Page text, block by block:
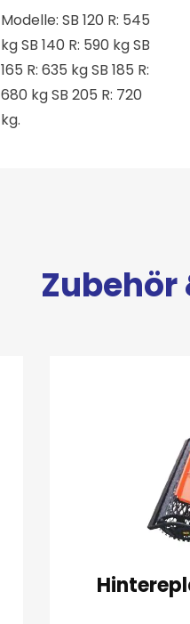
Modelle: SB 120 R: 545
kg SB 140 R: 590 kg SB
165 R: 635 kg SB 185 R:
680 kg SB 205 R: 720
kg.
Zubehör